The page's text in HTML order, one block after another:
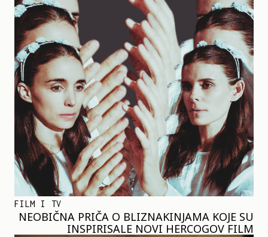
FILM I TV
NEOBIČNA PRIČA O BLIZNAKINJAMA KOJE SU
INSPIRISALE NOVI HERCOGOV FILM